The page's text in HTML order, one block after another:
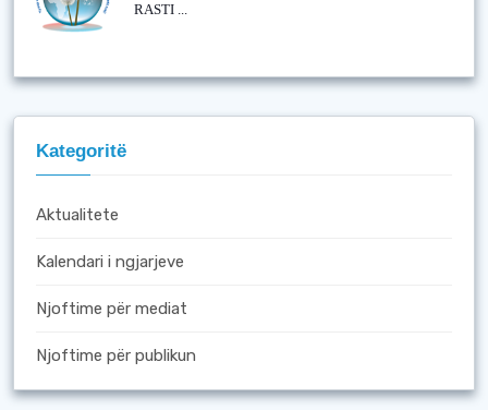
RASTI ...
Kategoritë
Aktualitete
Kalendari i ngjarjeve
Njoftime për mediat
Njoftime për publikun